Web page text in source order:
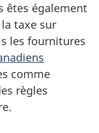
êtes également
taxe sur
les fournitures
comme
règles